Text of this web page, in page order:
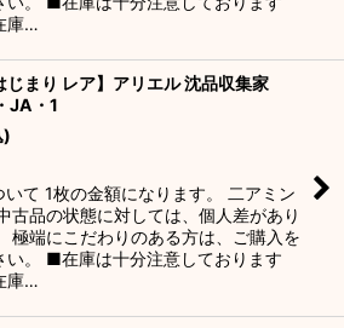
庫…
じまり レア】アリエル 沈品収集家
JA・1
)
て 1枚の金額になります。 二アミン
古品の状態に対しては、個人差があり
極端にこだわりのある方は、ご購入を
い。 ■在庫は十分注意しております
庫…